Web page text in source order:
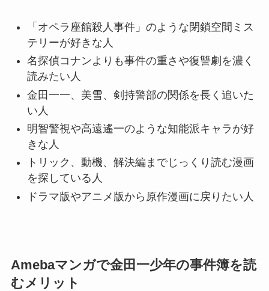
「オペラ座館殺人事件」のような閉鎖空間ミス
テリーが好きな人
名探偵コナンよりも事件の重さや復讐劇を濃く
読みたい人
金田一一、美雪、剣持警部の関係を長く追いた
い人
明智警視や高遠遙一のような知能派キャラが好
きな人
トリック、動機、解決編までじっくり読む漫画
を探している人
ドラマ版やアニメ版から原作漫画に戻りたい人
Amebaマンガで金田一少年の事件簿を読
むメリット